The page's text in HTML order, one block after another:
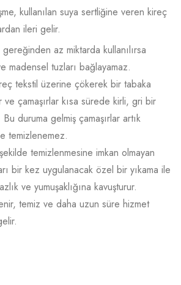
kullanılan suya sertliğine veren kireç
ileri gelir.
gereğinden az miktarda kullanılırsa
madensel tuzları bağlayamaz.
tekstil üzerine çökerek bir tabaka
ve çamaşırlar kısa sürede kirli, gri bir
duruma gelmiş çamaşırlar artık
temizlenemez.
temizlenmesine imkan olmayan
bir kez uygulanacak özel bir yıkama ile
ve yumuşaklığına kavuşturur.
temiz ve daha uzun süre hizmet